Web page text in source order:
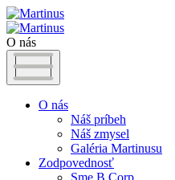
O nás
O nás
Náš príbeh
Náš zmysel
Galéria Martinusu
Zodpovednosť
Sme B Corp